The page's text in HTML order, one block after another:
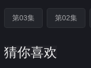
第03集 第02集
猜你喜欢